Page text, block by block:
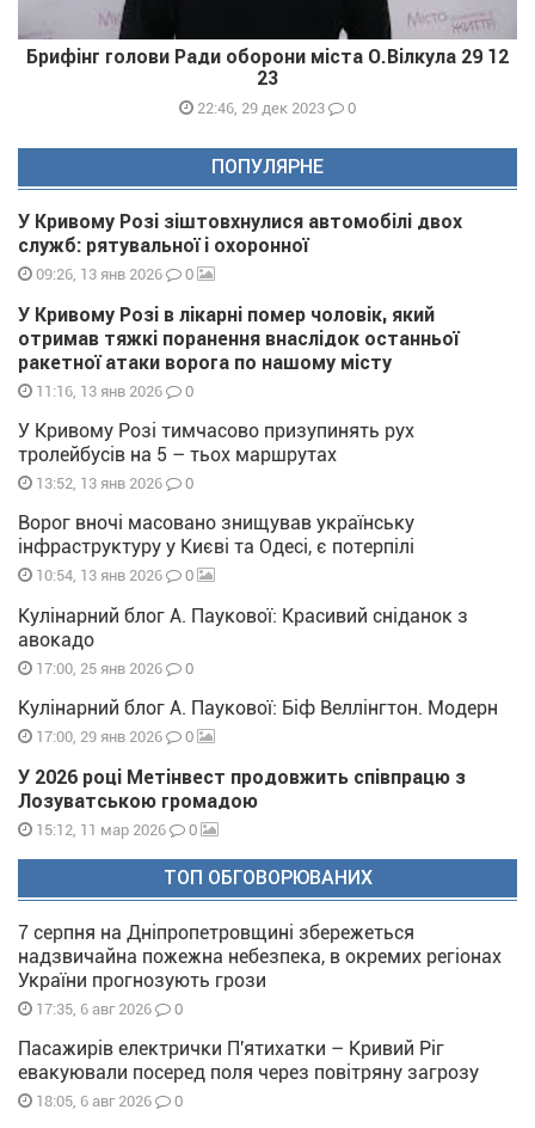
Брифінг голови Ради оборони міста О.Вілкула 29 12
23
22:46, 29 дек 2023 0
ПОПУЛЯРНЕ
У Кривому Розі зіштовхнулися автомобілі двох
служб: рятувальної і охоронної
09:26, 13 янв 2026 0
У Кривому Розі в лікарні помер чоловік, який
отримав тяжкі поранення внаслідок останньої
ракетної атаки ворога по нашому місту
11:16, 13 янв 2026 0
У Кривому Розі тимчасово призупинять рух
тролейбусів на 5 – тьох маршрутах
13:52, 13 янв 2026 0
Ворог вночі масовано знищував українську
інфраструктуру у Києві та Одесі, є потерпілі
10:54, 13 янв 2026 0
Кулінарний блог А. Паукової: Красивий сніданок з
авокадо
17:00, 25 янв 2026 0
Кулінарний блог А. Паукової: Біф Веллінгтон. Модерн
17:00, 29 янв 2026 0
У 2026 році Метінвест продовжить співпрацю з
Лозуватською громадою
15:12, 11 мар 2026 0
ТОП ОБГОВОРЮВАНИХ
7 серпня на Дніпропетровщині збережеться
надзвичайна пожежна небезпека, в окремих регіонах
України прогнозують грози
17:35, 6 авг 2026 0
Пасажирів електрички П'ятихатки – Кривий Ріг
евакуювали посеред поля через повітряну загрозу
18:05, 6 авг 2026 0